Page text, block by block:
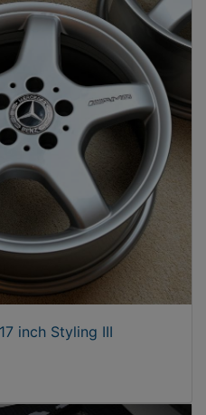
inch Styling III